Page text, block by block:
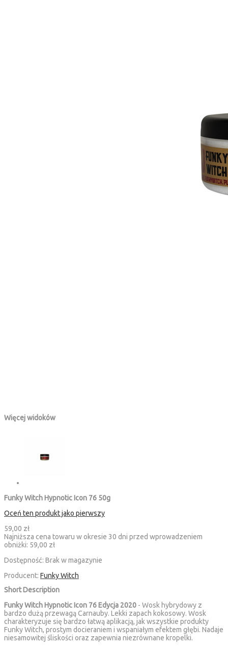
Więcej widoków
Funky Witch Hypnotic Icon 76 50g
Oceń ten produkt jako pierwszy
59,00 zł
Najniższa cena towaru w okresie 30 dni przed wprowadzeniem
obniżki: 59,00 zł
Dostępność: Brak w magazynie
Producent: Funky Witch
Short Description
Funky Witch Hypnotic Icon 76 Edycja 2020 - Wosk hybrydowy z
bardzo dużą przewagą Carnauby. Lekki zapach kokosowy. Wosk
charakteryzuje się bardzo łatwą aplikacją, jak wszystkie produkty
Funky Witch, prostym docieraniem i wspaniałym efektem głębi. Nadaje
niesamowitej śliskości oraz zapewnia niezrównane kropelki.